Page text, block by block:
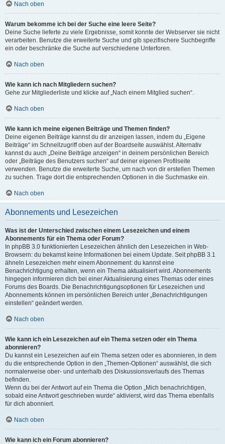
Nach oben
Warum bekomme ich bei der Suche eine leere Seite?
Deine Suche lieferte zu viele Ergebnisse, somit konnte der Webserver sie nicht
verarbeiten. Benutze die erweiterte Suche und gib spezifischere Suchbegriffe
ein oder beschränke die Suche auf verschiedene Unterforen.
Nach oben
Wie kann ich nach Mitgliedern suchen?
Gehe zur Mitgliederliste und klicke auf „Nach einem Mitglied suchen“.
Nach oben
Wie kann ich meine eigenen Beiträge und Themen finden?
Deine eigenen Beiträge kannst du dir anzeigen lassen, indem du „Eigene
Beiträge“ im Schnellzugriff oben auf der Boardseite auswählst. Alternativ
kannst du auch „Deine Beiträge anzeigen“ in deinem persönlichen Bereich
oder „Beiträge des Benutzers suchen“ auf deiner eigenen Profilseite
verwenden. Benutze die erweiterte Suche, um nach von dir erstellen Themen
zu suchen. Trage dort die entsprechenden Optionen in die Suchmaske ein.
Nach oben
Abonnements und Lesezeichen
Was ist der Unterschied zwischen einem Lesezeichen und einem
Abonnements für ein Thema oder Forum?
In phpBB 3.0 funktionierten Lesezeichen ähnlich den Lesezeichen in Web-
Browsern: du bekamst keine Informationen bei einem Update. Seit phpBB 3.1
ähneln Lesezeichen mehr einem Abonnement: du kannst eine
Benachrichtigung erhalten, wenn ein Thema aktualisiert wird. Abonnements
hingegen informieren dich bei einer Aktualisierung eines Themas oder eines
Forums des Boards. Die Benachrichtigungsoptionen für Lesezeichen und
Abonnements können im persönlichen Bereich unter „Benachrichtigungen
einstellen“ geändert werden.
Nach oben
Wie kann ich ein Lesezeichen auf ein Thema setzen oder ein Thema
abonnieren?
Du kannst ein Lesezeichen auf ein Thema setzen oder es abonnieren, in dem
du die entsprechende Option in den „Themen-Optionen“ auswählst, die sich
normalerweise ober- und unterhalb des Diskussionsverlaufs des Themas
befinden.
Wenn du bei der Antwort auf ein Thema die Option „Mich benachrichtigen,
sobald eine Antwort geschrieben wurde“ aktivierst, wird das Thema ebenfalls
für dich abonniert.
Nach oben
Wie kann ich ein Forum abonnieren?